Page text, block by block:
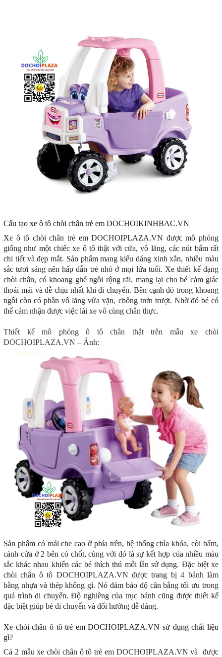
Cấu tạo xe ô tô chòi chân trẻ em DOCHOIKINHBAC.VN
Xe ô tô chòi chân trẻ em DOCHOIPLAZA.VN được mô phỏng
giống như một chiếc xe ô tô thật với cửa, vô lăng, các nút bấm rất
chi tiết và đẹp mắt. Sản phẩm mang kiểu dáng xinh xắn, nhiều màu
sắc tươi sáng nên hấp dẫn trẻ nhỏ ở mọi lứa tuổi. Xe thiết kế dạng
chòi chân, có khoang ghế ngồi rộng rãi, mang lại cho bé cảm giác
thoải mái và dễ chịu nhất khi di chuyển. Bên cạnh đó trong khoang
ngồi còn có phần vô lăng vừa vặn, chống trơn trượt. Nhờ đó bé có
thể cảm nhận được việc lái xe vô cùng chân thực.
Thiết kế mô phỏng ô tô chân thật trên mẫu xe chòi
DOCHOIPLAZA.VN – Ảnh:
Sản phẩm có mái che cao ở phía trên, hệ thống chìa khóa, còi bấm,
cánh cửa ở 2 bên có chốt, cùng với đó là sự kết hợp của nhiều màu
sắc khác nhau khiến các bé thích thú mỗi lần sử dụng. Đặc biệt xe
chòi chân ô tô DOCHOIPLAZA.VN được trang bị 4 bánh làm
bằng nhựa và thép không gỉ. Nó đảm bảo độ cân bằng tối ưu trong
quá trình di chuyển. Độ nghiêng của trục bánh cũng được thiết kế
đặc biệt giúp bé di chuyển và đổi hướng dễ dàng.
Xe chòi chân ô tô trẻ em DOCHOIPLAZA.VN sử dụng chất liệu
gì?
Cả 2 mẫu xe chòi chân ô tô trẻ em DOCHOIPLAZA.VN và được